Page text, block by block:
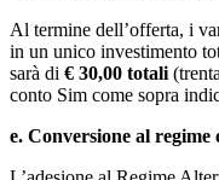
Al termine dell’offerta, i
in un unico investimento
sarà di € 30,00 totali
conto Sim come sopra
e. Conversione al